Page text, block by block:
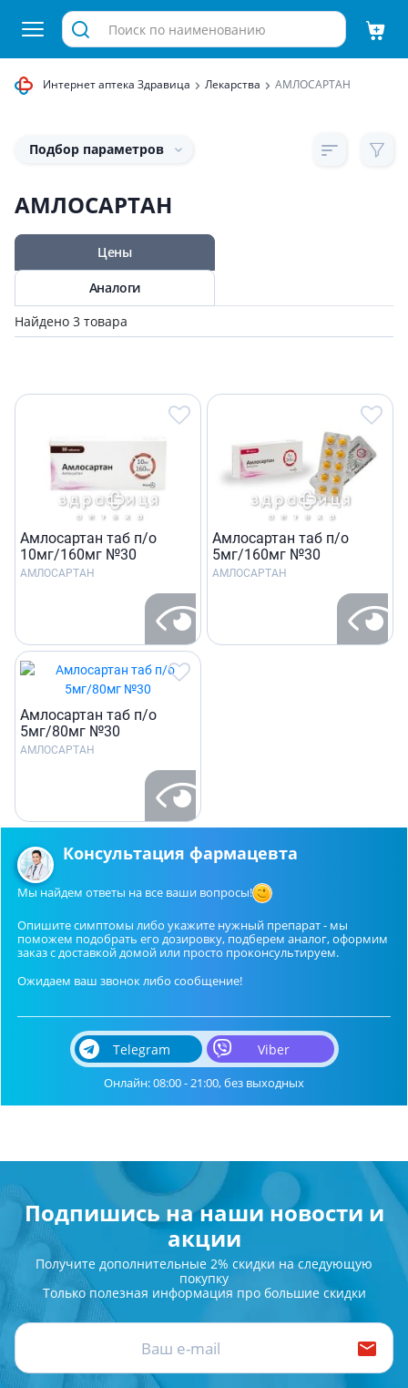
Интернет аптека Здравица Лекарства АМЛОСАРТАН
Подбор параметров
АМЛОСАРТАН
Цены
Аналоги
Найдено 3 товара
Амлосартан таб п/о
10мг/160мг №30
АМЛОСАРТАН
Амлосартан таб п/о
5мг/160мг №30
АМЛОСАРТАН
Амлосартан таб п/о
5мг/80мг №30
АМЛОСАРТАН
Консультация фармацевта
Мы найдем ответы на все ваши вопросы!
Опишите симптомы либо укажите нужный препарат - мы
поможем подобрать его дозировку, подберем аналог, оформим
заказ с доставкой домой или просто проконсультируем.
Ожидаем ваш звонок либо сообщение!
Telegram Viber
Онлайн: 08:00 - 21:00, без выходных
Подпишись на наши новости и
акции
Получите дополнительные 2% скидки на следующую
покупку
Только полезная информация про большие скидки